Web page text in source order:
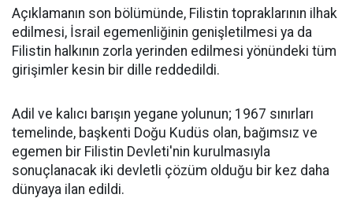
Açıklamanın son bölümünde, Filistin topraklarının ilhak
edilmesi, İsrail egemenliğinin genişletilmesi ya da
Filistin halkının zorla yerinden edilmesi yönündeki tüm
girişimler kesin bir dille reddedildi.
Adil ve kalıcı barışın yegane yolunun; 1967 sınırları
temelinde, başkenti Doğu Kudüs olan, bağımsız ve
egemen bir Filistin Devleti'nin kurulmasıyla
sonuçlanacak iki devletli çözüm olduğu bir kez daha
dünyaya ilan edildi.